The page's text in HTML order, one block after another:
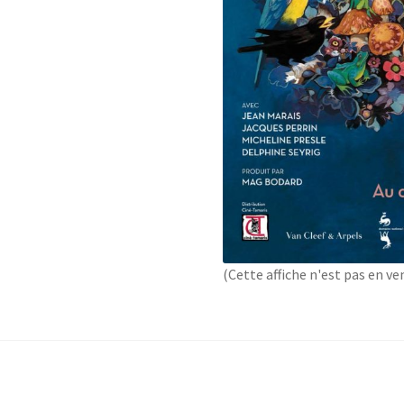
(Cette affiche n'est pas en